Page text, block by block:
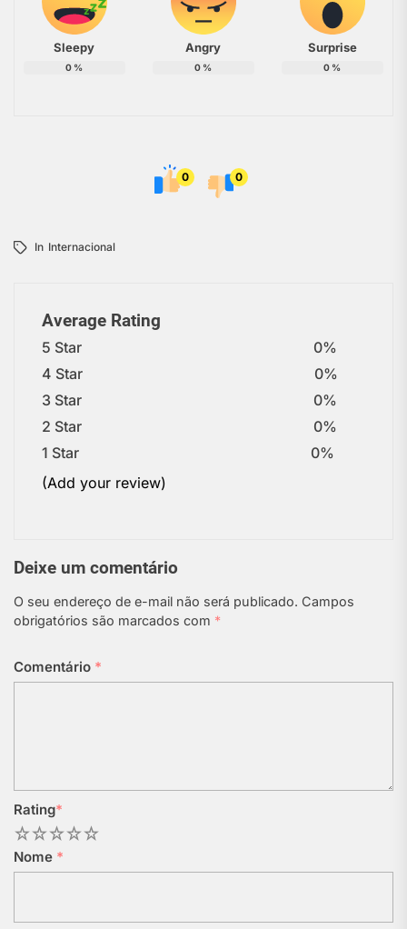
Sleepy
0 %
Angry
0 %
Surprise
0 %
0 0
In Internacional
Average Rating
5 Star
0%
4 Star
0%
3 Star
0%
2 Star
0%
1 Star
0%
(Add your review)
Deixe um comentário
O seu endereço de e-mail não será publicado. Campos
obrigatórios são marcados com *
Comentário *
Rating*
5
4
3
2
Nome *